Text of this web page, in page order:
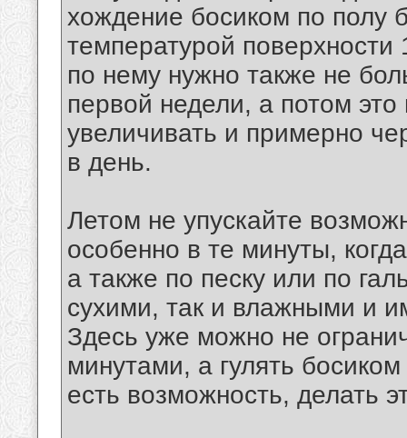
хождение босиком по полу
температурой
по нему нужно также не
первой недели, а потом
увеличивать и примерно
в день.
Летом не упускайте
особенно в те минуты,
а также по песку или по
сухими, так и влажными и
Здесь уже можно не
минутами, а гулять
есть возможность, делать